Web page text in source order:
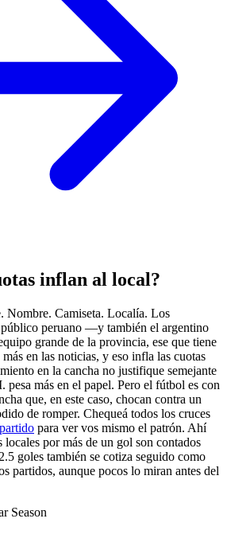
inflan al local?
Nombre. Camiseta. Localía. Los
público peruano —y también el argentino
grande de la provincia, ese que tiene
en las noticias, y eso infla las cuotas
en la cancha no justifique semejante
más en el papel. Pero el fútbol es con
que, en este caso, chocan contra un
de romper. Chequeá todos los cruces
para ver vos mismo el patrón. Ahí
por más de un gol son contados
goles también se cotiza seguido como
partidos, aunque pocos lo miran antes del
Season